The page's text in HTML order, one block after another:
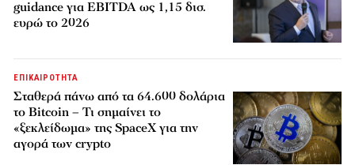
guidance για EBITDA ως 1,15 δισ.
ευρώ το 2026
ΕΠΙΚΑΙΡΟΤΗΤΑ
Σταθερά πάνω από τα 64.600 δολάρια
το Bitcoin – Τι σημαίνει το
«ξεκλείδωμα» της SpaceX για την
αγορά των crypto